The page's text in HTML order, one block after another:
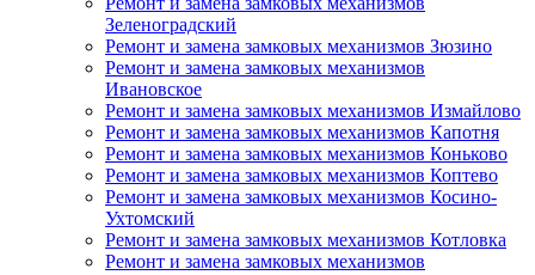
Зеленоградский
Ремонт и замена замковых механизмов Зюзино
Ремонт и замена замковых механизмов
Ивановское
Ремонт и замена замковых механизмов Измайлово
Ремонт и замена замковых механизмов Капотня
Ремонт и замена замковых механизмов Коньково
Ремонт и замена замковых механизмов Коптево
Ремонт и замена замковых механизмов Косино-
Ухтомский
Ремонт и замена замковых механизмов Котловка
Ремонт и замена замковых механизмов